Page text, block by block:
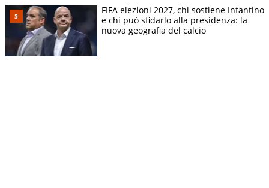
FIFA elezioni 2027, chi sostiene Infantino
e chi può sfidarlo alla presidenza: la
nuova geografia del calcio